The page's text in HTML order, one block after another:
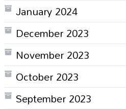
January 2024
December 2023
November 2023
October 2023
September 2023